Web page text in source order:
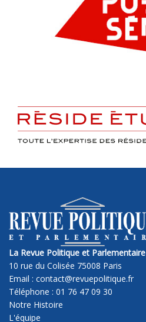
La Revue Politique et Parlementaire
10 rue du Colisée 75008 Paris
Email : contact@revuepolitique.fr
Téléphone : 01 76 47 09 30
Notre Histoire
L'équipe